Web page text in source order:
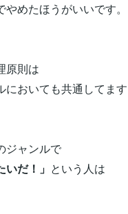
めたほうがいいです。
原則は
においても共通してます
ジャンルで
いだ！」 という人は